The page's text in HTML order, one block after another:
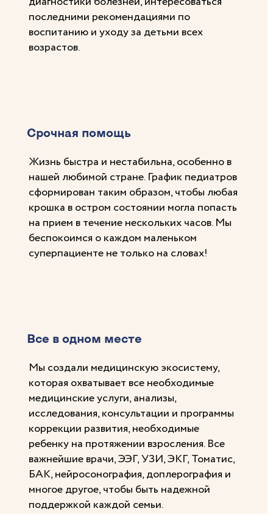
последними рекомендациями по
воспитанию и уходу за детьми всех
возрастов.
Жизнь быстра и нестабильна, особенно в
нашей любимой стране. График педиатров
сформирован таким образом, чтобы любая
крошка в остром состоянии могла попасть
на прием в течение нескольких часов. Мы
беспокоимся о каждом маленьком
суперпациенте не только на словах!
Срочная помощь
Мы создали медицинскую экосистему,
которая охватывает все необходимые
медицинские услуги, анализы,
исследования, консультации и программы
коррекции развития, необходимые
ребенку на протяжении взросления. Все
важнейшие врачи, ЭЭГ, УЗИ, ЭКГ, Томатис,
БАК, нейросонография, доплерография и
многое другое, чтобы быть надежной
поддержкой каждой семьи.
Все в одном месте